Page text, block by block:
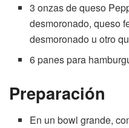
3 onzas de queso
desmoronado, queso
desmoronado u otro
6 panes para
Preparación
En un bowl grande,